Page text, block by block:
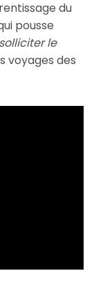
du
pousse
le
voyages des